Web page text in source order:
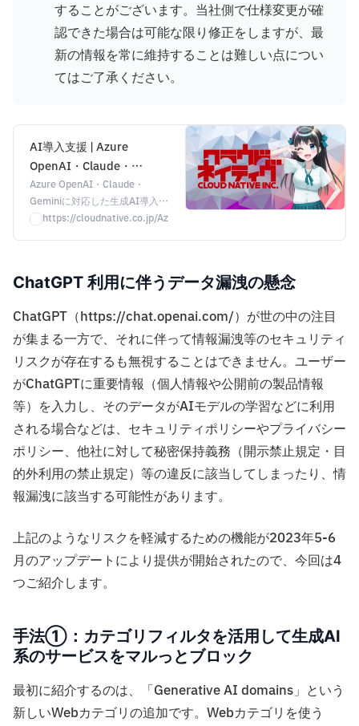
することがございます。当社側で仕様変更が確
認できた場合は可能な限り修正をしますが、最
新の情報を常に維持することは難しい点につい
てはご了承ください。
AI導入支援 | Azure
OpenAI・Claude・
Gemini対応 | 株式会社クラ
ウドネイティブ
Azure OpenAI・Claude・
Geminiに対応した生成AI導入支
援。セキュアな環境構築から
https://cloudnative.co.jp/AzureOpenAI
ChatGPT 利用に伴うデータ漏洩の懸念
ChatGPT（https://chat.openai.com/）が世の中の注目
が集まる一方で、それに伴って情報漏洩等のセキュリティ
リスクが存在するも無視することはできません。ユーザー
がChatGPTに重要情報（個人情報や公開前の製品情報
等）を入力し、そのデータがAIモデルの学習などに利用
される場合などは、セキュリティポリシーやプライバシー
ポリシー、他社に対して秘密保持義務（開示禁止規定・目
的外利用の禁止規定）等の違反に該当してしまったり、情
報漏洩に該当する可能性があります。
上記のようなリスクを軽減するための機能が2023年5-6
月のアップデートにより提供が開始されたので、今回は4
つご紹介します。
手法①：カテゴリフィルタを活用して生成AI
系のサービスをマルっとブロック
最初に紹介するのは、「Generative AI domains」という
新しいWebカテゴリの追加です。Webカテゴリを使う